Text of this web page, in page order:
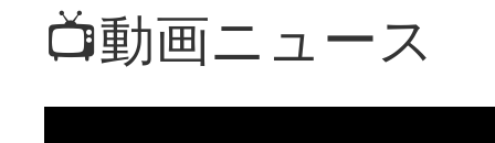
📺動画ニュース